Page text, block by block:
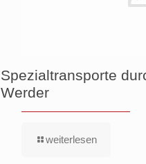
Spezialtransporte
Werder
weiterlesen